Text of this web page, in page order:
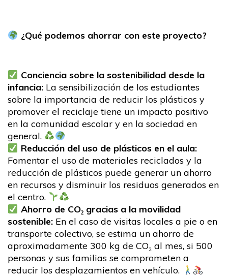
¿Qué podemos ahorrar con este proyecto?
Conciencia sobre la sostenibilidad desde la
infancia: La sensibilización de los estudiantes
sobre la importancia de reducir los plásticos y
promover el reciclaje tiene un impacto positivo
en la comunidad escolar y en la sociedad en
general.
Reducción del uso de plásticos en el aula:
Fomentar el uso de materiales reciclados y la
reducción de plásticos puede generar un ahorro
en recursos y disminuir los residuos generados en
el centro.
Ahorro de CO₂ gracias a la movilidad
sostenible: En el caso de visitas locales a pie o en
transporte colectivo, se estima un ahorro de
aproximadamente 300 kg de CO₂ al mes, si 500
personas y sus familias se comprometen a
reducir los desplazamientos en vehículo.